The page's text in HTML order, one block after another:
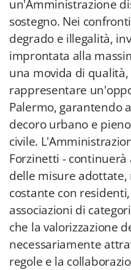
un'Amministrazione
sostegno. Nei
degrado e illegalità,
improntata alla
una movida di
rappresentare
Palermo, garantendo
decoro urbano e
civile.
Forzinetti -
delle misure
costante con
associazioni di
che la valorizzazione
necessariamente
regole e la